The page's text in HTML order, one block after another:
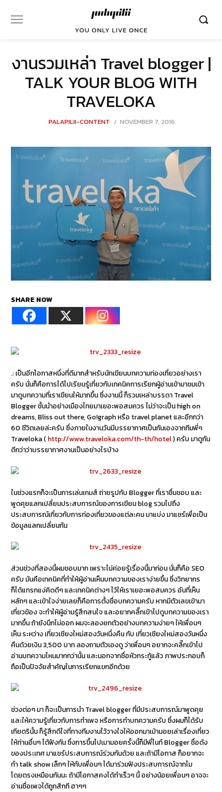
YOU ONLY LIVE ONCE
งานรวมเหล่า Travel blogger |
TALK YOUR BLOG WITH
TRAVELOKA
PALAPILII-CONTENT
POSTED
NOVEMBER 7, 2016
SHARE NOW
.: เป็นอีกโอกาสหนึ่งที่ดีมากสำหรับนักเขียนบทความท่องเที่ยวอย่างเรา
ครับ นั่นก็คือการได้ไปเรียนรู้เกี่ยวกับเทคนิคการเรียกผู้อ่านเข้ามาชมเข้า
มาดูบทความที่เราเขียนให้มากขึ้น ซึ่งงานนี้ ก็รวมเหล่าบรรดา Travel
Blogger ชั้นนำอย่างเมืองไทยมาเยอะพอสมควร ไม่ว่าจะเป็น high on
dreams, Bliss out there, Go!graph หรือ travel planet และอีกกว่า
60 ชีวิตเลยล่ะครับ ซึ่งภายในงานวันมีบรรยากาศเป็นกันเองจากทีมพี่ๆ
Traveloka (http://www.traveloka.com/th-th/hotel) ครับ มาดูกัน
ดีกว่าว่าบรรยากาศงานเป็นอย่างไรบ้าง
ในช่วงแรกก็จะเป็นการเล่นเกมส์ ถ่ายรูปกับ Blogger ที่เราชื่นชอบ และ
พูดคุยแลกเปลี่ยนประสบการณ์ของการเขียน blog รวมไปถึง
ประสบการณ์เกี่ยวกับการท่องเที่ยวของแต่ละคน มาแบ่ง มาแชร์เพื่อเป็น
ข้อมูลแลกเปลี่ยนกัน
ส่วนช่วงที่สองนี้ผมชอบมาก เพราะไม่ค่อยรู้เรื่องนี้มาก่อน นั่นก็คือ SEO
ครับ มันคือเทคนิคที่ทำให้ผู้อ่านเห็นบทความของเราง่ายขึ้น ซึ่งวิทยากร
ก็ได้แทรกแง่คิดดีๆ และเทคนิคต่างๆ ไว้ให้เราเยอะพอสมควร อันที่เห็น
หลักๆ และเข้าใจง่ายเลยก็คือการตั้งชื่อบทความครับ หากมีตัวเลขเข้ามา
เกี่ยวข้อง จะทำให้ผู้อ่านรู้สึกสนใจ และอยากคลิ๊กเข้าไปดูบทความของเรา
มากขึ้น ถ้ายังนึกไม่ออก ผมจะลองยกตัวอย่างบทความง่ายๆ ให้เพื่อนๆ
เห็น ระหว่าง เที่ยวเชียงใหม่สองวันหนึ่งคืน กับ เที่ยวเชียงใหม่สองวันหนึ่ง
คืนด้วยเงิน 3,500 บาท ลองถามตัวเองดู ว่าเพื่อนๆ อยากจะคลิ๊กเข้าไป
อ่านบทความไหนมากกว่านั้น และนอกจากชื่อหัวกระทู้แล้ว ภาพประกอบก็
ถือเป็นปัจจัยสำคัญในการเรียกแขกอีกด้วย
ช่วงต่อๆ มา ก็จะเป็นการนำ Travel blogger ที่มีประสบการณ์มาพูดคุย
และให้ความรู้เกี่ยวกับการทำเพจ หรือการทำบทความครับ ซึ่งผมก็ได้รับ
เกียตรินั้น ก็รู้สึกดีใจที่ทางทีมงานไว้วางใจให้ออกมาเม้ามอยเล่าเรื่องเที่ยว
ให้ท่านอื่นๆ ได้ฟังกัน ซึ่งการขึ้นไปเมามอยครั้งนี้ก็มีพี่ไนท์ Blogger ชื่อดัง
ของประเทศ มาแชร์ประสบการณ์ร่วมกันด้วย และถ้ามีโอกาส ก็อยากจะ
ทำ talk show เล็กๆ ให้กับเพื่อนๆ ได้มาร่วมฟังประสบการณ์จากไม
โดยตรงเหมือนกันนะ ถ้ามีโอกาสคงได้ทำเร็วๆ นี้ อย่างน้อยเพื่อนๆ อาจจะ
อ่านชื่อเพจได้ถูกสักที ฮาๆๆ